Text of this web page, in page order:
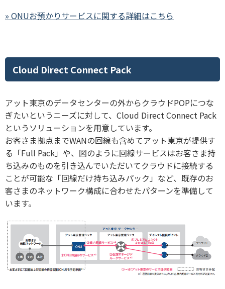
» ONUお預かりサービスに関する詳細はこちら
Cloud Direct Connect Pack
アット東京のデータセンターの外からクラウドPOPにつな
ぎたいというニーズに対して、Cloud Direct Connect Pack
というソリューションを用意しています。
お客さま拠点までWANの回線も含めてアット東京が提供す
る「Full Pack」や、図のように回線サービスはお客さま持
ち込みのものを引き込んでいただいてクラウドに接続する
ことが可能な「回線だけ持ち込みパック」など、既存のお
客さまのネットワーク構成に合わせたパターンを準備して
います。